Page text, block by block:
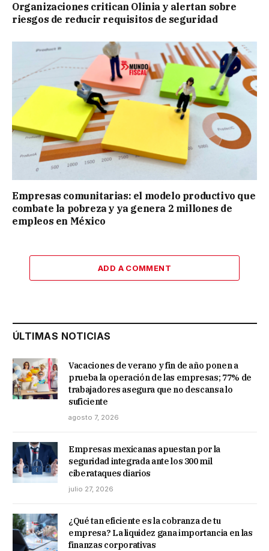
Organizaciones critican Olinia y alertan sobre
riesgos de reducir requisitos de seguridad
Empresas comunitarias: el modelo productivo que
combate la pobreza y ya genera 2 millones de
empleos en México
ADD A COMMENT
ÚLTIMAS NOTICIAS
Vacaciones de verano y fin de año ponen a
prueba la operación de las empresas; 77% de
trabajadores asegura que no descansa lo
suficiente
agosto 7, 2026
Empresas mexicanas apuestan por la
seguridad integrada ante los 300 mil
ciberataques diarios
julio 27, 2026
¿Qué tan eficiente es la cobranza de tu
empresa? La liquidez gana importancia en las
finanzas corporativas